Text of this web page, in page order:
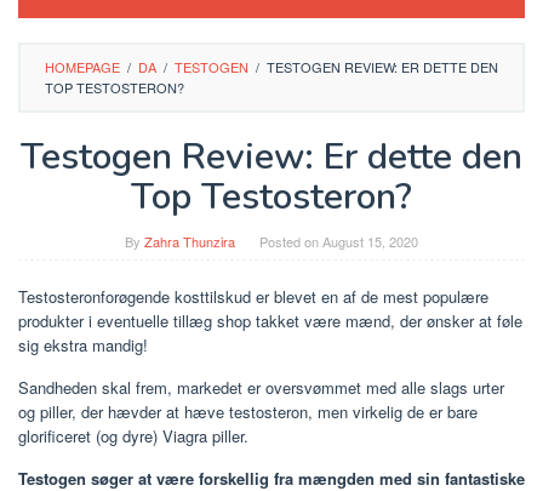
HOMEPAGE / DA / TESTOGEN / TESTOGEN REVIEW: ER DETTE DEN
TOP TESTOSTERON?
Testogen Review: Er dette den
Top Testosteron?
By Zahra Thunzira Posted onAugust 15, 2020
Testosteronforøgende kosttilskud er blevet en af ​​de mest populære
produkter i eventuelle tillæg shop takket være mænd, der ønsker at føle
sig ekstra mandig!
Sandheden skal frem, markedet er oversvømmet med alle slags urter
og piller, der hævder at hæve testosteron, men virkelig de er bare
glorificeret (og dyre) Viagra piller.
Testogen søger at være forskellig fra mængden med sin fantastiske